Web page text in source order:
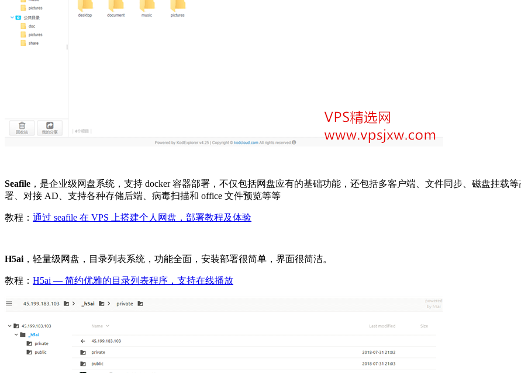
Seafile ，是企业级网盘系统，支持 docker 容器部署，不仅包括网盘应有的基础功能，还包括多客户端、文件同步、磁盘挂载
署、对接 AD、支持各种存储后端、病毒扫描和 office 文件预览等等
教程： 通过 seafile 在 VPS 上搭建个人网盘，部署教程及体验
H5ai ，轻量级网盘，目录列表系统，功能全面，安装部署很简单，界面很简洁。
教程： H5ai — 简约优雅的目录列表程序，支持在线播放